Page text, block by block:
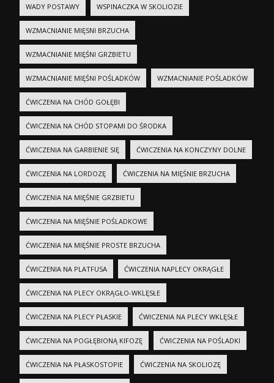
WADY POSTAWY WSPINACZKA W SKOLIOZIE
WZMACNIANIE MIĘSNI BRZUCHA
WZMACNIANIE MIĘŚNI GRZBIETU
WZMACNIANIE MIĘŚNI POŚLADKÓW WZMACNIANIE POŚLADKÓW
ĆWICZENIA NA CHÓD GOŁĘBI
ĆWICZENIA NA CHÓD STOPAMI DO ŚRODKA
ĆWICZENIA NA GARBIENIE SIĘ ĆWICZENIA NA KONCZYNY DOLNE
ĆWICZENIA NA LORDOZĘ ĆWICZENIA NA MIĘŚNIE BRZUCHA
ĆWICZENIA NA MIĘŚNIE GRZBIETU
ĆWICZENIA NA MIĘŚNIE POŚLADKOWE
ĆWICZENIA NA MIĘŚNIE PROSTE BRZUCHA
ĆWICZENIA NA PLATFUSA ĆWICZENIA NAPLECY OKRĄGŁE
ĆWICZENIA NA PLECY OKRĄGŁO-WKLĘSŁE
ĆWICZENIA NA PLECY PŁASKIE ĆWICZENIA NA PLECY WKLĘSŁE
ĆWICZENIA NA POGŁĘBIONĄ KIFOZĘ ĆWICZENIA NA POŚLADKI
ĆWICZENIA NA PŁASKOSTOPIE ĆWICZENIA NA SKOLIOZĘ